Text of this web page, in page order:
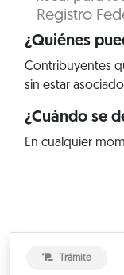
Registro
¿Quiénes
Contribuyentes
sin estar asociado
¿Cuándo se
En cualquier
Trámite